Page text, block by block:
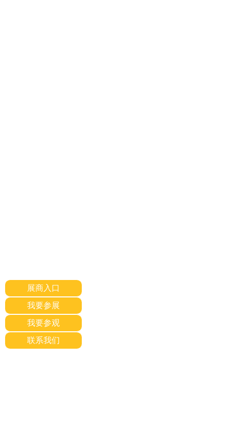
展商入口
我要参展
我要参观
联系我们